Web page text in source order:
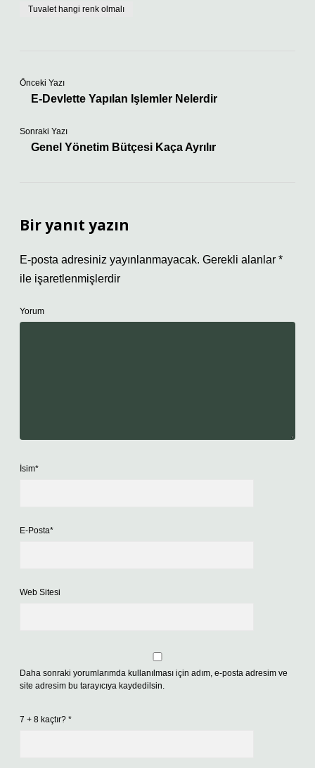
Tuvalet hangi renk olmalı
Önceki Yazı
E-Devlette Yapılan Işlemler Nelerdir
Sonraki Yazı
Genel Yönetim Bütçesi Kaça Ayrılır
Bir yanıt yazın
E-posta adresiniz yayınlanmayacak. Gerekli alanlar *
ile işaretlenmişlerdir
Yorum
İsim*
E-Posta*
Web Sitesi
Daha sonraki yorumlarımda kullanılması için adım, e-posta adresim ve
site adresim bu tarayıcıya kaydedilsin.
7 + 8 kaçtır? *